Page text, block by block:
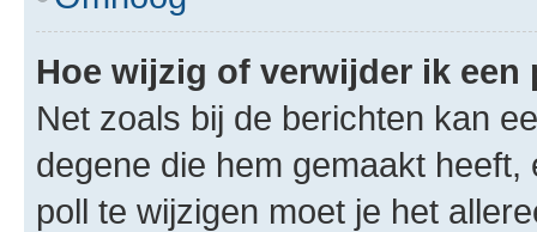
Hoe wijzig of verwijder ik een
Net zoals bij de berichten kan
degene die hem gemaakt
poll te wijzigen moet je het